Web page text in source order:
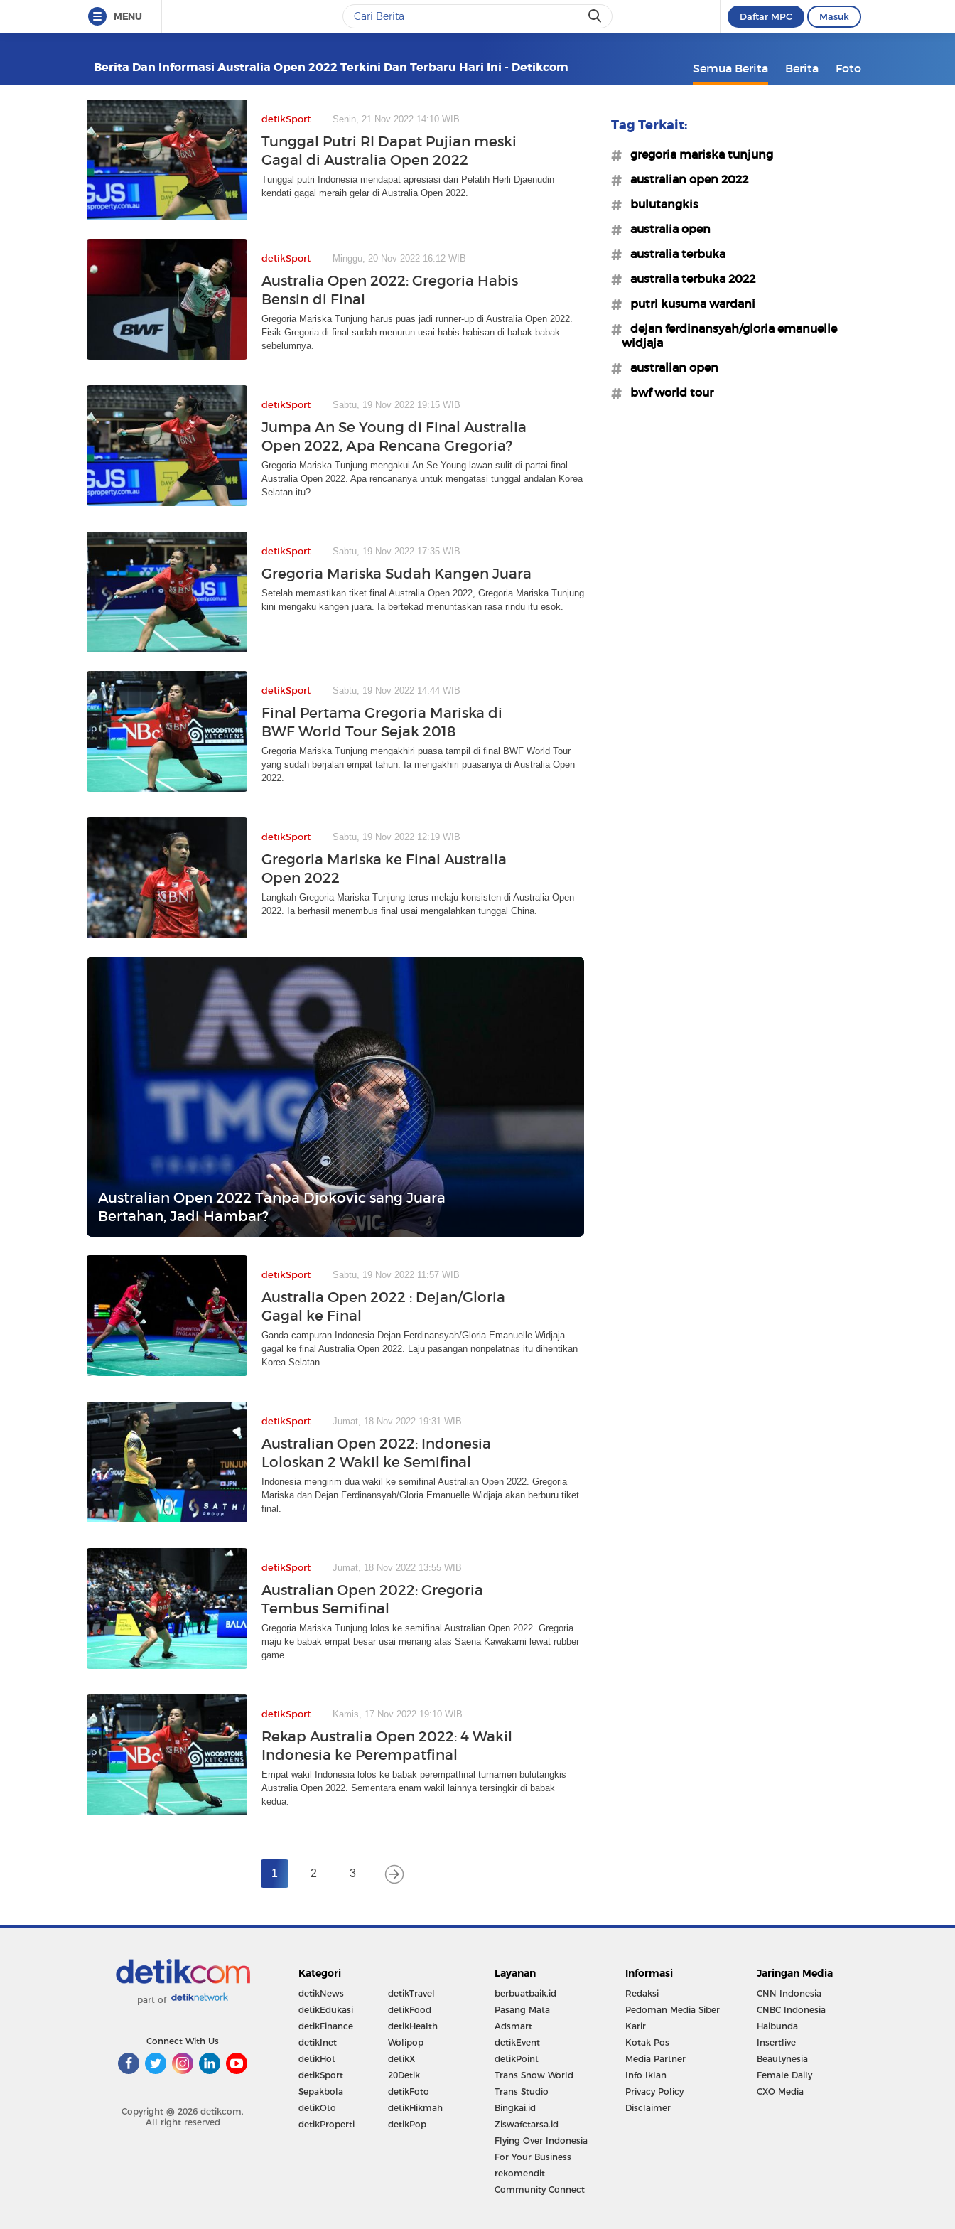
MENU Daftar MPC Masuk
Berita Dan Informasi Australia Open 2022 Terkini Dan Terbaru Hari Ini - Detikcom Semua Berita Berita Foto
detikSport Senin, 21 Nov 2022 14:10 WIB
Tunggal Putri RI Dapat Pujian meski
Gagal di Australia Open 2022
Tunggal putri Indonesia mendapat apresiasi dari Pelatih Herli Djaenudin
kendati gagal meraih gelar di Australia Open 2022.
detikSport Minggu, 20 Nov 2022 16:12 WIB
Australia Open 2022: Gregoria Habis
Bensin di Final
Gregoria Mariska Tunjung harus puas jadi runner-up di Australia Open 2022.
Fisik Gregoria di final sudah menurun usai habis-habisan di babak-babak
sebelumnya.
detikSport Sabtu, 19 Nov 2022 19:15 WIB
Jumpa An Se Young di Final Australia
Open 2022, Apa Rencana Gregoria?
Gregoria Mariska Tunjung mengakui An Se Young lawan sulit di partai final
Australia Open 2022. Apa rencananya untuk mengatasi tunggal andalan Korea
Selatan itu?
detikSport Sabtu, 19 Nov 2022 17:35 WIB
Gregoria Mariska Sudah Kangen Juara
Setelah memastikan tiket final Australia Open 2022, Gregoria Mariska Tunjung
kini mengaku kangen juara. Ia bertekad menuntaskan rasa rindu itu esok.
detikSport Sabtu, 19 Nov 2022 14:44 WIB
Final Pertama Gregoria Mariska di
BWF World Tour Sejak 2018
Gregoria Mariska Tunjung mengakhiri puasa tampil di final BWF World Tour
yang sudah berjalan empat tahun. Ia mengakhiri puasanya di Australia Open
2022.
detikSport Sabtu, 19 Nov 2022 12:19 WIB
Gregoria Mariska ke Final Australia
Open 2022
Langkah Gregoria Mariska Tunjung terus melaju konsisten di Australia Open
2022. Ia berhasil menembus final usai mengalahkan tunggal China.
Australian Open 2022 Tanpa Djokovic sang Juara
Bertahan, Jadi Hambar?
detikSport Sabtu, 19 Nov 2022 11:57 WIB
Australia Open 2022 : Dejan/Gloria
Gagal ke Final
Ganda campuran Indonesia Dejan Ferdinansyah/Gloria Emanuelle Widjaja
gagal ke final Australia Open 2022. Laju pasangan nonpelatnas itu dihentikan
Korea Selatan.
detikSport Jumat, 18 Nov 2022 19:31 WIB
Australian Open 2022: Indonesia
Loloskan 2 Wakil ke Semifinal
Indonesia mengirim dua wakil ke semifinal Australian Open 2022. Gregoria
Mariska dan Dejan Ferdinansyah/Gloria Emanuelle Widjaja akan berburu tiket
final.
detikSport Jumat, 18 Nov 2022 13:55 WIB
Australian Open 2022: Gregoria
Tembus Semifinal
Gregoria Mariska Tunjung lolos ke semifinal Australian Open 2022. Gregoria
maju ke babak empat besar usai menang atas Saena Kawakami lewat rubber
game.
detikSport Kamis, 17 Nov 2022 19:10 WIB
Rekap Australia Open 2022: 4 Wakil
Indonesia ke Perempatfinal
Empat wakil Indonesia lolos ke babak perempatfinal turnamen bulutangkis
Australia Open 2022. Sementara enam wakil lainnya tersingkir di babak
kedua.
1 2 3
Tag Terkait:
#gregoria mariska tunjung
#australian open 2022
#bulutangkis
#australia open
#australia terbuka
#australia terbuka 2022
#putri kusuma wardani
#dejan ferdinansyah/gloria emanuelle
widjaja
#australian open
#bwf world tour
part of
Connect With Us
Copyright @ 2026 detikcom.
All right reserved
Kategori
detikNews
detikEdukasi
detikFinance
detikInet
detikHot
detikSport
Sepakbola
detikOto
detikProperti
detikTravel
detikFood
detikHealth
Wolipop
detikX
20Detik
detikFoto
detikHikmah
detikPop
Layanan
berbuatbaik.id
Pasang Mata
Adsmart
detikEvent
detikPoint
Trans Snow World
Trans Studio
Bingkai.id
Ziswafctarsa.id
Flying Over Indonesia
For Your Business
rekomendit
Community Connect
Informasi
Redaksi
Pedoman Media Siber
Karir
Kotak Pos
Media Partner
Info Iklan
Privacy Policy
Disclaimer
Jaringan Media
CNN Indonesia
CNBC Indonesia
Haibunda
Insertlive
Beautynesia
Female Daily
CXO Media